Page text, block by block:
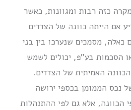
כזה רבות ומגוונות, כאשר
אם הייתה כוונה של הצדדים
מסמכים שנערכו בין בני
הסכמות בע”פ, יכולים לשמש
האמיתית של הצדדים.
נכס הממומן בכספי ירושה
הכוונה, אלא גם לפי ההתנהלות